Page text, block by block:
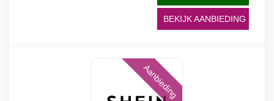
BEKIJK AANBIEDING
Aanbieding